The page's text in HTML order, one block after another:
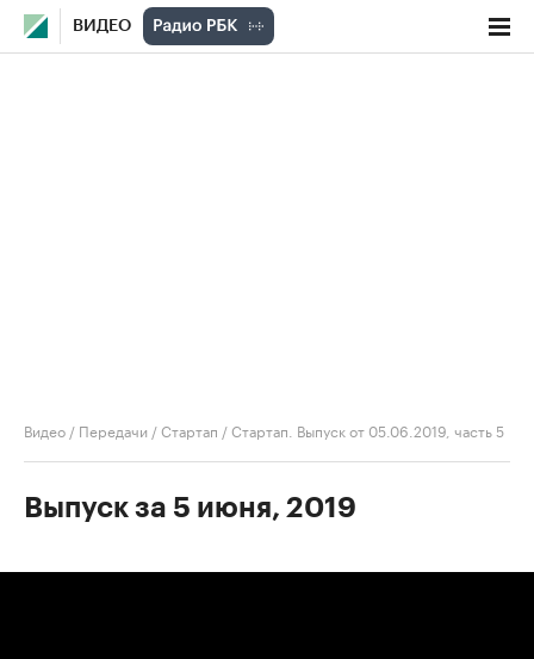
ВИДЕО
Видео / Передачи /Стартап /Стартап. Выпуск от 05.06.2019, часть 5
Выпуск за 5 июня, 2019